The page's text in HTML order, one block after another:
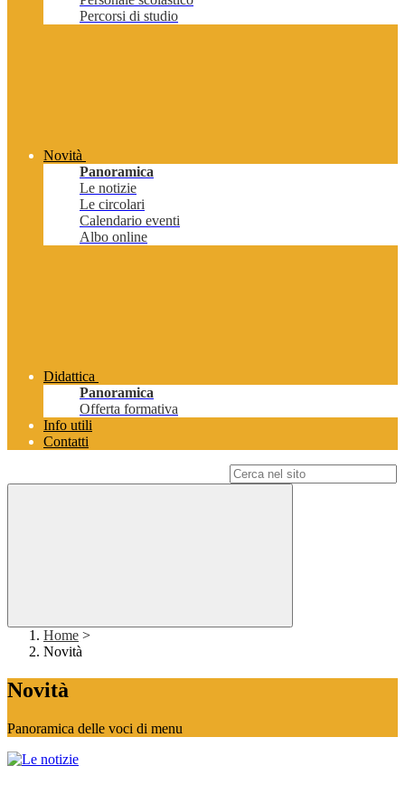
Percorsi di studio
Novità
Panoramica
Le notizie
Le circolari
Calendario eventi
Albo online
Didattica
Panoramica
Offerta formativa
Info utili
Contatti
Home >
Novità
Novità
Panoramica delle voci di menu